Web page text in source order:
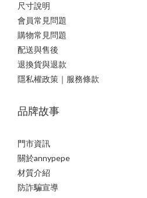
尺寸說明
會員常見問題
購物常見問題
配送與售後
退換貨與退款
隱私權政策｜服務條款
品牌故事
門市資訊
關於annypepe
材質介紹
防詐騙宣導